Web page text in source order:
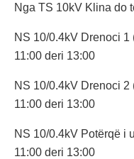
Nga TS 10kV Klina do
NS 10/0.4kV Drenoci
11:00 deri 13:00
NS 10/0.4kV Drenoci
11:00 deri 13:00
NS 10/0.4kV Potërqë i
11:00 deri 13:00